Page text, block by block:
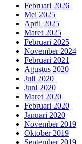
Februari 2026
Mei 2025
April 2025
Maret 2025
Februari 2025
November 2024
Februari 2021
Agustus 2020
Juli 2020
Juni 2020
Maret 2020
Februari 2020
Januari 2020
November 2019
Oktober 2019
September 2019